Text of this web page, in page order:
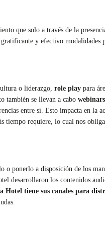
que solo a través de la
y efectivo
o liderazgo, role play para
también se llevan a cabo webinars
entre sí. Esto impacta en la
tiempo requiere, lo cual nos
ponerlo a disposición de los
desarrollaron los contenidos
Hotel tiene sus canales para